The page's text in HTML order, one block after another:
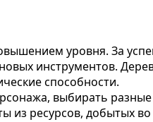
уровня. За
инструментов.
способности.
выбирать
ресурсов, добытых